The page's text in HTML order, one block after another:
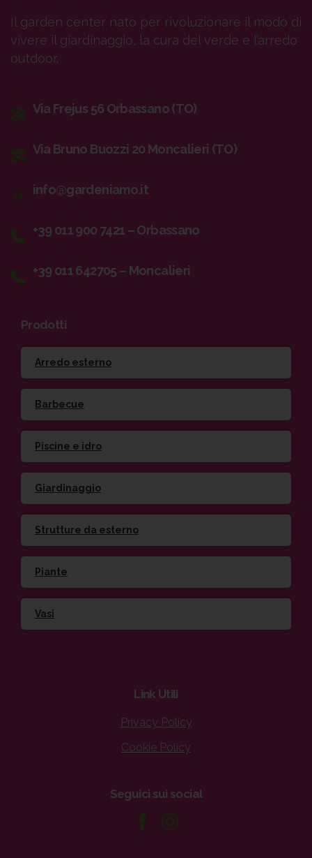
Il garden center nato per rivoluzionare il modo di
vivere il giardinaggio, la cura del verde e l’arredo
outdoor.
Via Frejus 56 Orbassano (TO)
Via Bruno Buozzi 20 Moncalieri (TO)
info@gardeniamo.it
+39 011 900 7421 – Orbassano
+39 011 642705 – Moncalieri
Prodotti
Arredo esterno
Barbecue
Piscine e idro
Giardinaggio
Strutture da esterno
Piante
Vasi
Link Utili
Privacy Policy
Cookie Policy
Seguici sui social